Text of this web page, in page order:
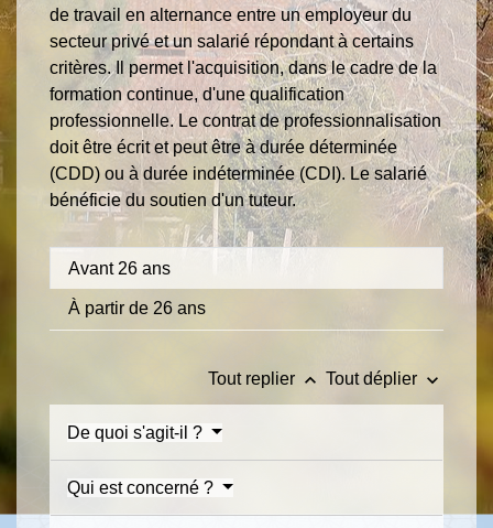
de travail en alternance entre un employeur du
secteur privé et un salarié répondant à certains
critères. Il permet l'acquisition, dans le cadre de la
formation continue, d'une qualification
professionnelle. Le contrat de professionnalisation
doit être écrit et peut être à durée déterminée
(CDD) ou à durée indéterminée (CDI). Le salarié
bénéficie du soutien d'un tuteur.
Avant 26 ans
À partir de 26 ans
Tout replier keyboard_arrow_up Tout déplier keyboard_arrow_down
De quoi s'agit-il ?
Qui est concerné ?